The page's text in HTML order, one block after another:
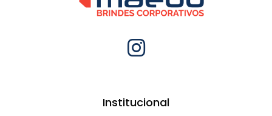
Institucional